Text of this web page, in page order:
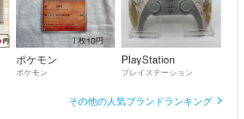
ポケモン
ポケモン
PlayStation
プレイステーション
その他の人気ブランドランキング